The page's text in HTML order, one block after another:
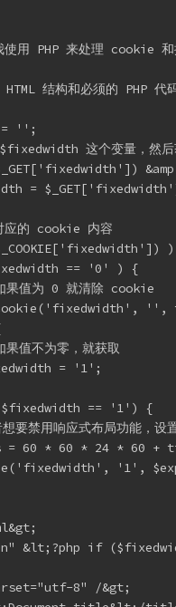
使用 PHP 来处理 cookie
结构和必须的 PHP 代
'';
这个变量，然后
=
应的 cookie 内容
== '0' ) {
值为 0 就清除 cookie
'',
值不为零，就获取
= '1';
== '1') {
要禁用响应式布局功能，设
= 60 * 60 * 24 * 60 +
'1',
&lt;?php if
8" /&gt;